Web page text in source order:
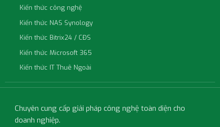
Kiến thức công nghệ
Kiến thức NAS Synology
Kiến thức Bitrix24 / CĐS
Kiến thức Microsoft 365
Kiến thức IT Thuê Ngoài
Chuyên cung cấp giải pháp công nghệ toàn diện cho
doanh nghiệp.